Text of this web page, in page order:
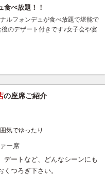
食べ放題！！
ルフォンデュが食べ放題で堪能で
のデザート付きです♪女子会や宴
の座席ご紹介
気でゆったり
ー席
デートなど、どんなシーンにも
つろぎ下さい。